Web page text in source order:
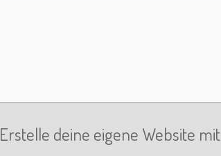
Erstelle deine eigene Website mit